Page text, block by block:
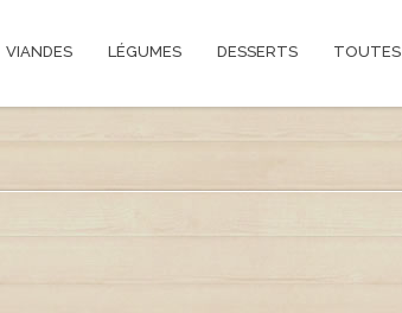
VIANDES LÉGUMES DESSERTS TOUTES